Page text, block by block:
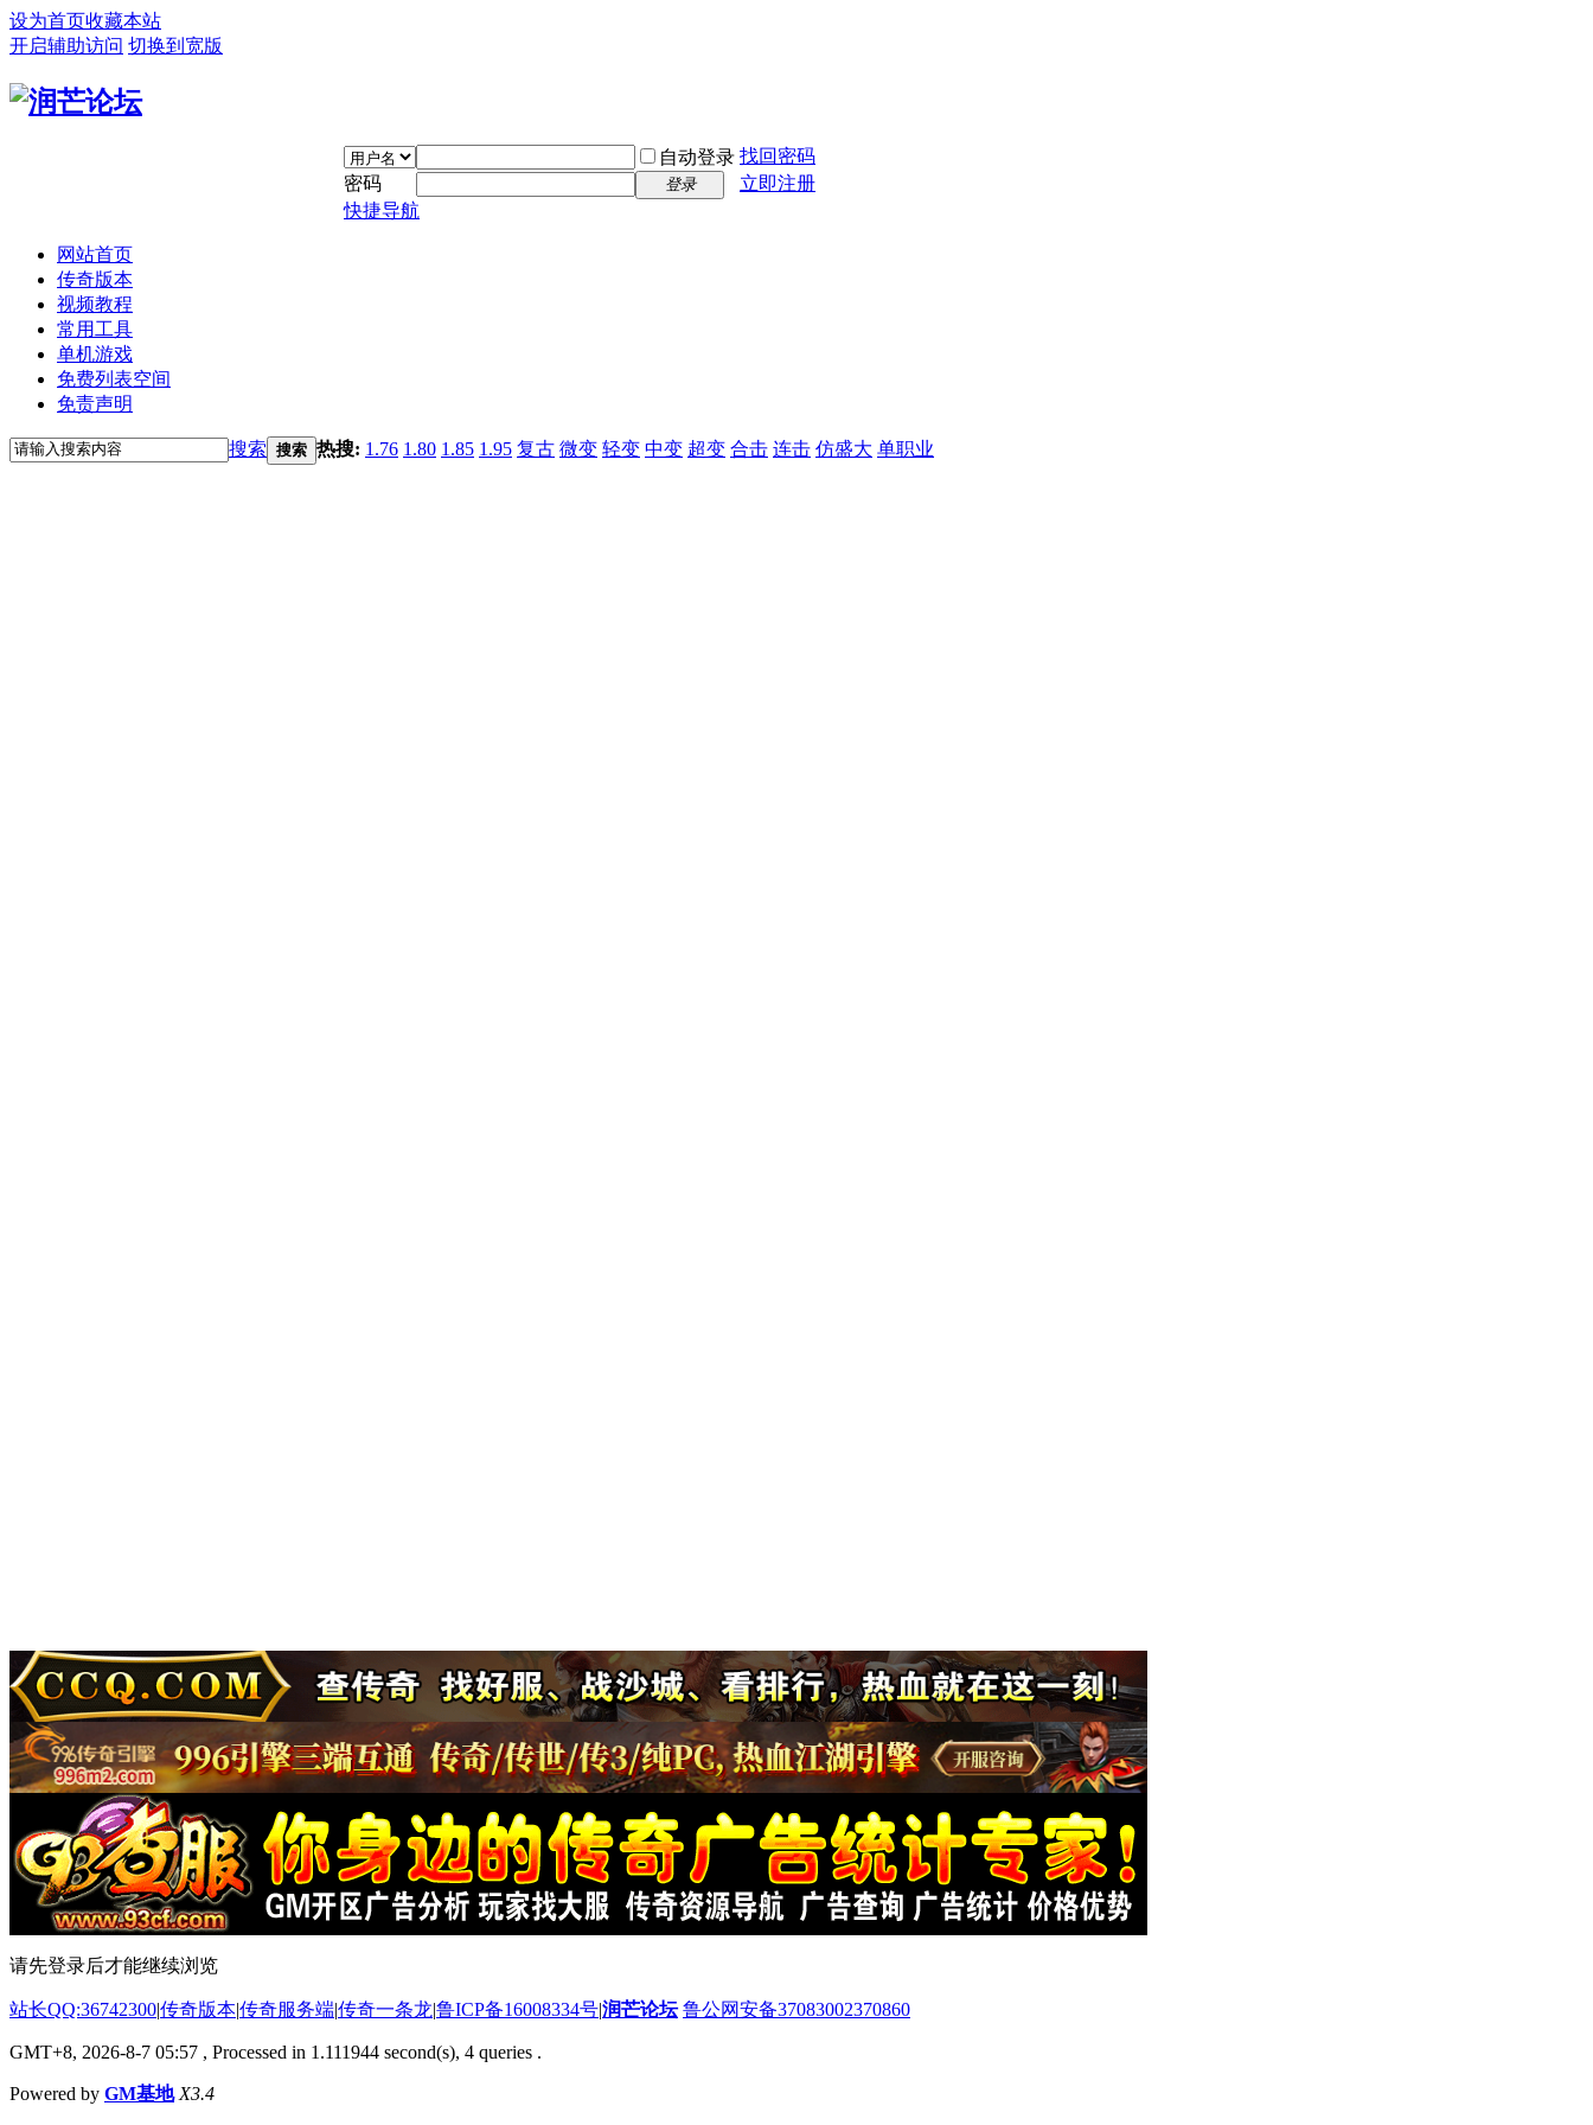
设为首页收藏本站
开启辅助访问 切换到宽版
自动登录 找回密码
密码
登录
立即注册
快捷导航
网站首页
传奇版本
视频教程
常用工具
单机游戏
免费列表空间
免责声明
搜索 搜索 热搜: 1.76 1.80 1.85 1.95 复古 微变 轻变 中变 超变 合击 连击 仿盛大 单职业
请先登录后才能继续浏览
站长QQ:36742300|传奇版本|传奇服务端|传奇一条龙|鲁ICP备16008334号|润芒论坛 鲁公网安备37083002370860
GMT+8, 2026-8-7 05:57 , Processed in 1.111944 second(s), 4 queries .
Powered by GM基地 X3.4